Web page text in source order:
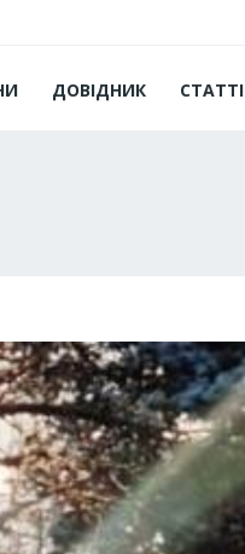
ДОВІДНИК СТАТТІ